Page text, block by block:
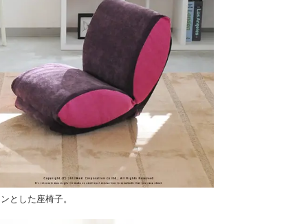
とした座椅子。